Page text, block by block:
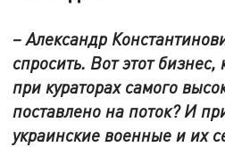
– Александр
спросить. Вот этот бизнес,
при кураторах самого
поставлено на поток? И
украинские военные и их